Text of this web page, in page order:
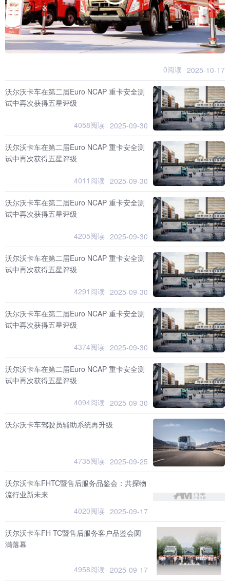
0阅读 2025-10-17
沃尔沃卡车在第二届Euro NCAP 重卡安全测
试中再次获得五星评级
4058阅读 2025-09-30
沃尔沃卡车在第二届Euro NCAP 重卡安全测
试中再次获得五星评级
4011阅读 2025-09-30
沃尔沃卡车在第二届Euro NCAP 重卡安全测
试中再次获得五星评级
4205阅读 2025-09-30
沃尔沃卡车在第二届Euro NCAP 重卡安全测
试中再次获得五星评级
4291阅读 2025-09-30
沃尔沃卡车在第二届Euro NCAP 重卡安全测
试中再次获得五星评级
4374阅读 2025-09-30
沃尔沃卡车在第二届Euro NCAP 重卡安全测
试中再次获得五星评级
4094阅读 2025-09-30
沃尔沃卡车驾驶员辅助系统再升级
4735阅读 2025-09-25
沃尔沃卡车FHTC暨售后服务品鉴会：共探物
流行业新未来
4020阅读 2025-09-17
沃尔沃卡车FH TC暨售后服务客户品鉴会圆
满落幕
4958阅读 2025-09-17